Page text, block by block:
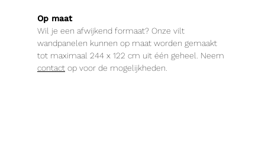
Op maat
Wil je een afwijkend formaat? Onze vilt
wandpanelen kunnen op maat worden gemaakt
tot maximaal 244 x 122 cm uit één geheel. Neem
contact op voor de mogelijkheden.